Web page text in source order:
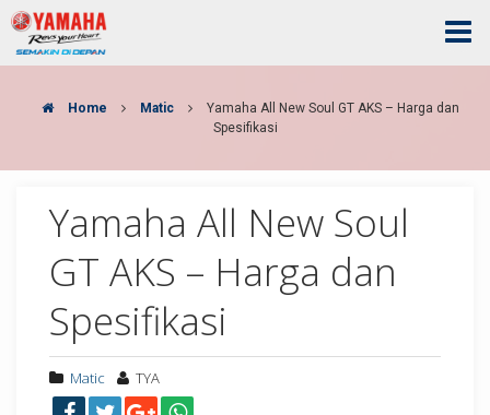
Home Matic
Yamaha All New Soul GT AKS – Harga dan
Spesifikasi
Yamaha All New Soul
GT AKS – Harga dan
Spesifikasi
Matic TYA